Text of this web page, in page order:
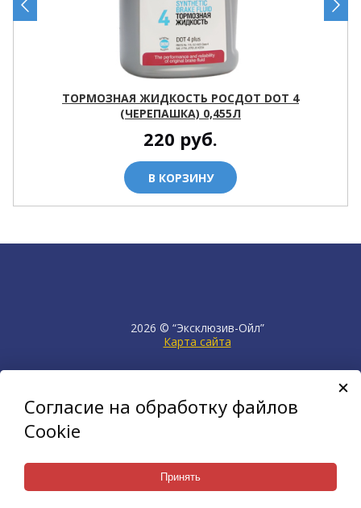
ТОРМОЗНАЯ ЖИДКОСТЬ РОСДОТ DOT 4
(ЧЕРЕПАШКА) 0,455Л
220 руб.
В КОРЗИНУ
2026 © “Эксклюзив-Ойл”
Карта сайта
продвижение сайта НЕТКАМ
создан на платформе
KORZILLA
Согласие на обработку файлов
Cookie
Принять